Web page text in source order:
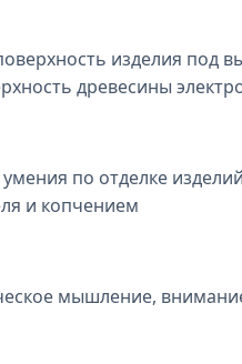
изделия под
древесины
по отделке
и копчением
мышление,